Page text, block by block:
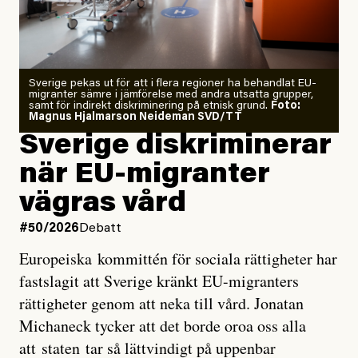
Årets El Niño kan bli den
starkaste som uppmätts
Zeke Hausfather är chockad igen efter att ha
analyserat hur de olika klimatmodellerna bedömer
läget för hur den begynnande El Niño-händelsen ska
utveckla sig. El Niño är ett återkommande
väderfenomen som uppstår när havsvattnet i delar av
Stilla havet blir ovanligt varmt. Det påverkar vädret
över stora delar av världen och under
forskare allt oftare varnat för att den här El Niñon
Det verkar vara en underdrift, menar nu Zeke
Hausfather.
”Det ser ut som att årets El Niño inte bara med stor
Sverige pekas ut för att i flera regioner ha behandlat EU-
migranter sämre i jämförelse med andra utsatta grupper,
samt för indirekt diskriminering på etnisk grund. Foto:
Magnus Hjalmarson Neideman SVD/TT
Sverige diskriminerar
när EU-migranter
vägras vård
#50/2026 Debatt
Europeiska kommittén för sociala rättigheter har
fastslagit att Sverige kränkt EU-migranters
rättigheter genom att neka till vård. Jonatan
Michaneck tycker att det borde oroa oss alla
att staten tar så lättvindigt på uppenbar